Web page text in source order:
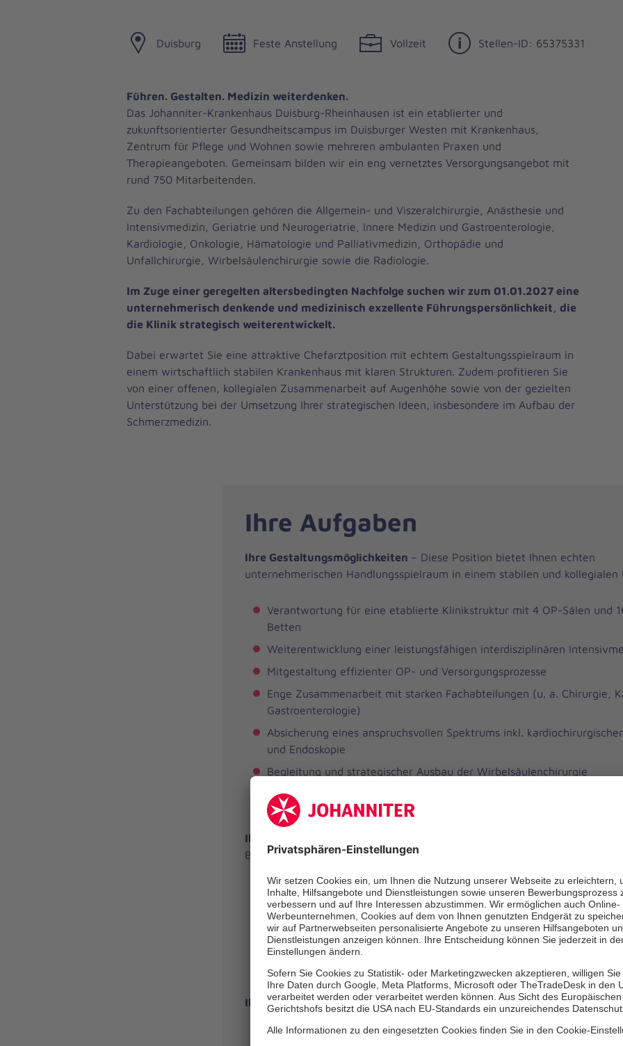
Duisburg Feste Anstellung Vollzeit Stellen-ID: 65375331
Führen. Gestalten. Medizin weiterdenken.
Das Johanniter-Krankenhaus Duisburg-Rheinhausen ist ein etablierter und
zukunftsorientierter Gesundheitscampus im Duisburger Westen mit Krankenhaus,
Zentrum für Pflege und Wohnen sowie mehreren ambulanten Praxen und
Therapieangeboten. Gemeinsam bilden wir ein eng vernetztes Versorgungsangebot mit
rund 750 Mitarbeitenden.
Zu den Fachabteilungen gehören die Allgemein- und Viszeralchirurgie, Anästhesie und
Intensivmedizin, Geriatrie und Neurogeriatrie, Innere Medizin und Gastroenterologie,
Kardiologie, Onkologie, Hämatologie und Palliativmedizin, Orthopädie und
Unfallchirurgie, Wirbelsäulenchirurgie sowie die Radiologie.
Im Zuge einer geregelten altersbedingten Nachfolge suchen wir zum 01.01.2027 eine
unternehmerisch denkende und medizinisch exzellente Führungspersönlichkeit, die
die Klinik strategisch weiterentwickelt.
Dabei erwartet Sie eine attraktive Chefarztposition mit echtem Gestaltungsspielraum in
einem wirtschaftlich stabilen Krankenhaus mit klaren Strukturen. Zudem profitieren Sie
von einer offenen, kollegialen Zusammenarbeit auf Augenhöhe sowie von der gezielten
Unterstützung bei der Umsetzung Ihrer strategischen Ideen, insbesondere im Aufbau der
Schmerzmedizin.
Ihre Aufgaben
Ihre Gestaltungsmöglichkeiten – Diese Position bietet Ihnen echten
unternehmerischen Handlungsspielraum in einem stabilen und kollegialen
Verantwortung für eine etablierte Klinikstruktur mit 4 OP-Sälen und
Betten
Weiterentwicklung einer leistungsfähigen interdisziplinären
Mitgestaltung effizienter OP- und Versorgungsprozesse
Enge Zusammenarbeit mit starken Fachabteilungen (u. a. Chirurgie,
Gastroenterologie)
Absicherung eines anspruchsvollen Spektrums inkl.
und Endoskopie
Begleitung und strategischer Ausbau der Wirbelsäulenchirurgie
Ihr besonderer Hebel
Bereich der Schmerzmedizin zu entwickeln:
Aufbau einer Schmerzklinik bzw. eines interdisziplinären
Entwicklung multimodaler, stationärer und ambulanter
Etablierung regionaler Netzwerke und Perspektiven der
Versorgung
Ihre Verantwortung
Medizinische und organisatorische Gesamtverantwortung der Klinik